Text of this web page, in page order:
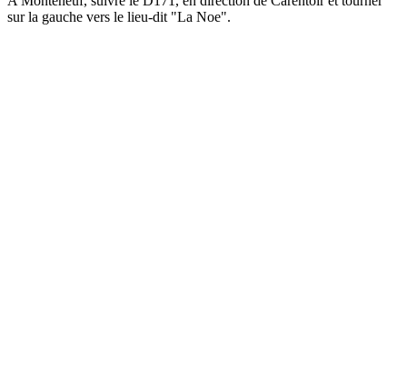
sur la gauche vers le lieu-dit "La Noe".